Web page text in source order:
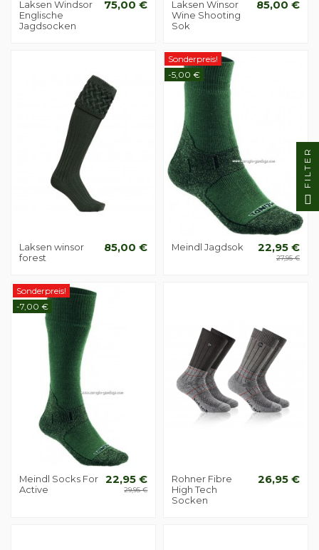
Laksen Windsor
Englische
Jagdsocken
75,00 €
Laksen Winsor
Wine Shooting
Sok
85,00 €
Laksen winsor
forest
85,00 €
Sonderpreis!
-5,00 €
Meindl Jagdsok 22,95 €
27,95 €
Sonderpreis!
-7,00 €
Meindl Socks For
Active
22,95 €
29,95 €
Rohner Fibre
High Tech
Socken
26,95 €
FILTER